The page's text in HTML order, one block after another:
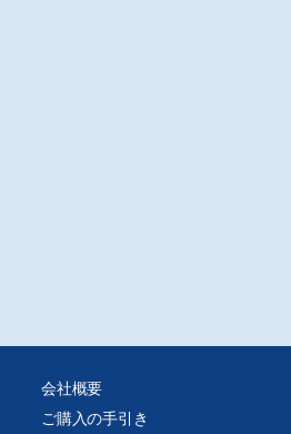
会社概要
ご購入の手引き